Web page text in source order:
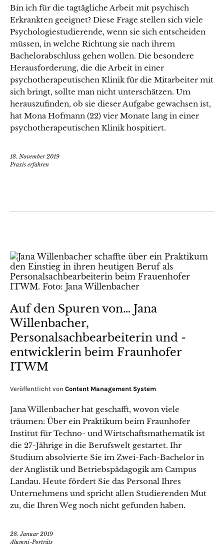
Bin ich für die tagtägliche Arbeit mit psychisch
Erkrankten geeignet? Diese Frage stellen sich viele
Psychologiestudierende, wenn sie sich entscheiden
müssen, in welche Richtung sie nach ihrem
Bachelorabschluss gehen wollen. Die besondere
Herausforderung, die die Arbeit in einer
psychotherapeutischen Klinik für die Mitarbeiter mit
sich bringt, sollte man nicht unterschätzen. Um
herauszufinden, ob sie dieser Aufgabe gewachsen ist,
hat Mona Hofmann (22) vier Monate lang in einer
psychotherapeutischen Klinik hospitiert.
18. November 2019
Praxis erfahren
Auf den Spuren von… Jana
Willenbacher,
Personalsachbearbeiterin und -
entwicklerin beim Fraunhofer
ITWM
Veröffentlicht von Content Management System
Jana Willenbacher hat geschafft, wovon viele
träumen: Über ein Praktikum beim Fraunhofer
Institut für Techno- und Wirtschaftsmathematik ist
die 27-Jährige in die Berufswelt gestartet. Ihr
Studium absolvierte Sie im Zwei-Fach-Bachelor in
der Anglistik und Betriebspädagogik am Campus
Landau. Heute fördert Sie das Personal Ihres
Unternehmens und spricht allen Studierenden Mut
zu, die Ihren Weg noch nicht gefunden haben.
28. Januar 2019
Alumni-Porträts